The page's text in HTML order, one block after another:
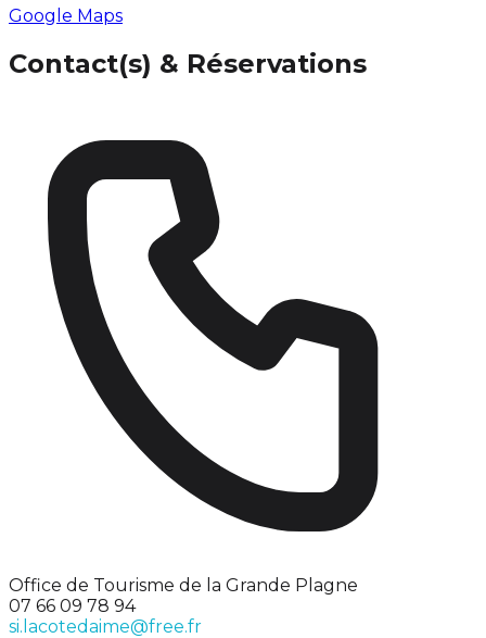
Google Maps
Contact(s) & Réservations
Office de Tourisme de la Grande Plagne
07 66 09 78 94
si.lacotedaime@free.fr